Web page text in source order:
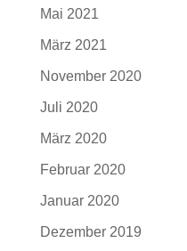
Mai 2021
März 2021
November 2020
Juli 2020
März 2020
Februar 2020
Januar 2020
Dezember 2019